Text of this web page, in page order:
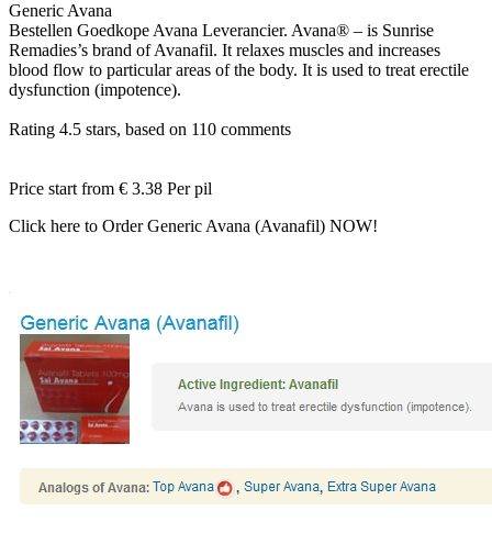
Generic Avana
Bestellen Goedkope Avana Leverancier. Avana® – is Sunrise
Remadies’s brand of Avanafil. It relaxes muscles and increases
blood flow to particular areas of the body. It is used to treat erectile
dysfunction (impotence).
Rating 4.5 stars, based on 110 comments
Price start from € 3.38 Per pil
Click here to Order Generic Avana (Avanafil) NOW!